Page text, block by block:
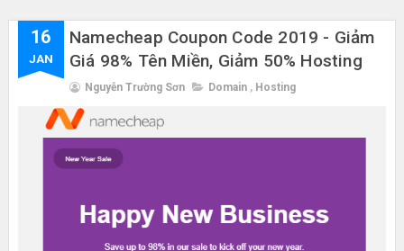
16
JAN
Namecheap Coupon Code 2019 - Giảm
Giá 98% Tên Miền, Giảm 50% Hosting
Nguyễn Trường Sơn Domain , Hosting